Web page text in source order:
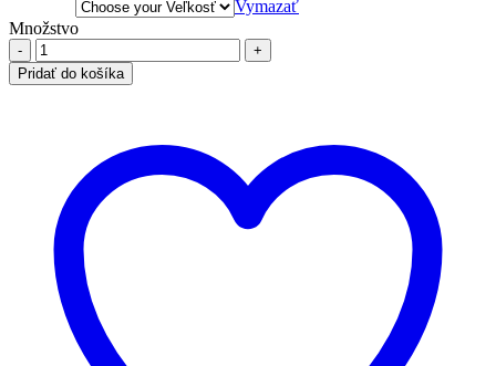
Vymazať
Množstvo
množstvo
Šaty
s
zaväzovanie,
marhuľovo-
Pridať do košíka